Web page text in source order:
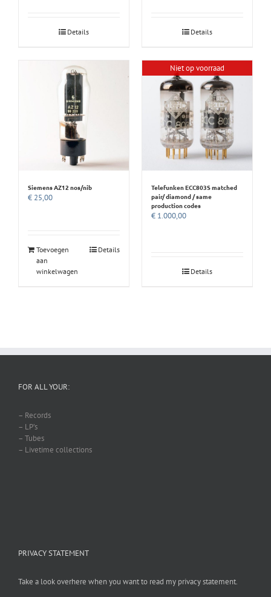
Details Details
Siemens AZ12 nos/nib
€ 25,00
Toevoegen
aan
winkelwagen
Details
Niet op voorraad
Telefunken ECC803S matched
pair/ diamond / same
production codes
€ 1.000,00
Details
FOR ALL YOUR:
– Records
– LP’s
– Tubes
– Livetime collections
PRIVACY STATEMENT
Take a look overhere when you want to read my privacy statement.